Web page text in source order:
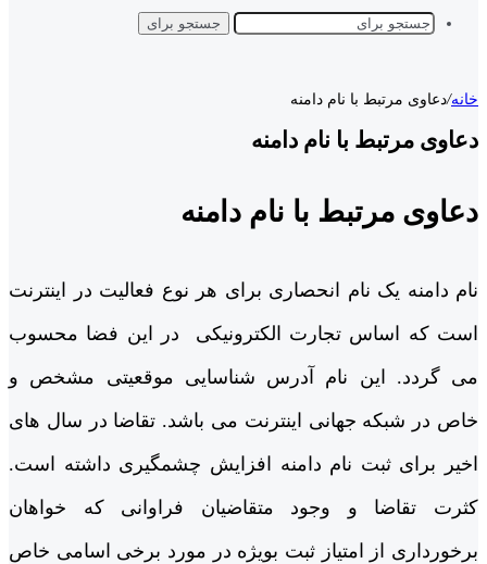
جستجو برای
خانه/دعاوی مرتبط با نام دامنه
دعاوی مرتبط با نام دامنه
دعاوی مرتبط با نام دامنه
نام دامنه یک نام انحصاری برای هر نوع فعالیت در اینترنت
است که اساس تجارت الکترونیکی در این فضا محسوب
می گردد. این نام آدرس شناسایی موقعیتی مشخص و
خاص در شبکه جهانی اینترنت می باشد. تقاضا در سال های
اخیر برای ثبت نام دامنه افزایش چشمگیری داشته است.
کثرت تقاضا و وجود متقاضیان فراوانی که خواهان
برخورداری از امتیاز ثبت بویژه در مورد برخی اسامی خاص